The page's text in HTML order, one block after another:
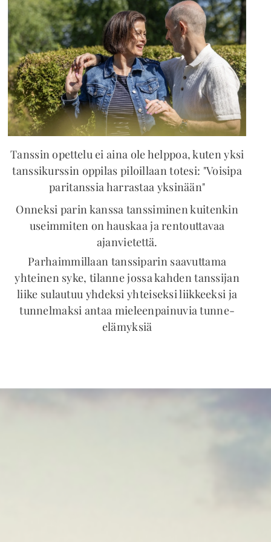
Tanssin opettelu ei aina ole helppoa, kuten yksi
tanssikurssin oppilas piloillaan totesi: "Voisipa
paritanssia harrastaa yksinään"
Onneksi parin kanssa tanssiminen kuitenkin
useimmiten on hauskaa ja rentouttavaa
ajanvietettä.
Parhaimmillaan tanssiparin saavuttama
yhteinen syke, tilanne jossa kahden tanssijan
liike sulautuu yhdeksi yhteiseksi liikkeeksi ja
tunnelmaksi antaa mieleenpainuvia tunne-
elämyksiä